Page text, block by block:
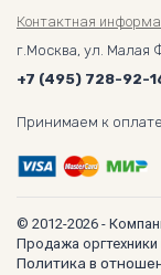
Контактная
г.Москва, ул. Малая
+7 (495) 728-92-
Принимаем к оплате
© 2012-2026 -
Продажа
Политика в